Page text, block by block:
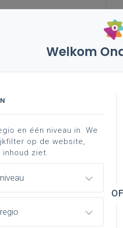
vakken en
achtergrond
graad - D/
achtergrond
Welkom
en één niveau in. We
op de website,
ziet.